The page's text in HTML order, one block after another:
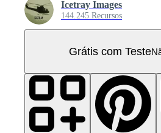
Icetray Images
144.245 Recursos
Grátis com Teste